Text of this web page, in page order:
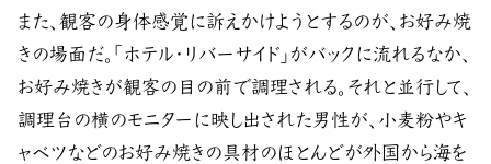
また、観客の身体感覚に訴えかけようとするのが、お好み焼
きの場面だ。「ホテル・リバーサイド」がバックに流れるなか、
お好み焼きが観客の目の前で調理される。それと並行して、
調理台の横のモニターに映し出された男性が、小麦粉やキ
ャベツなどのお好み焼きの具材のほとんどが外国から海を